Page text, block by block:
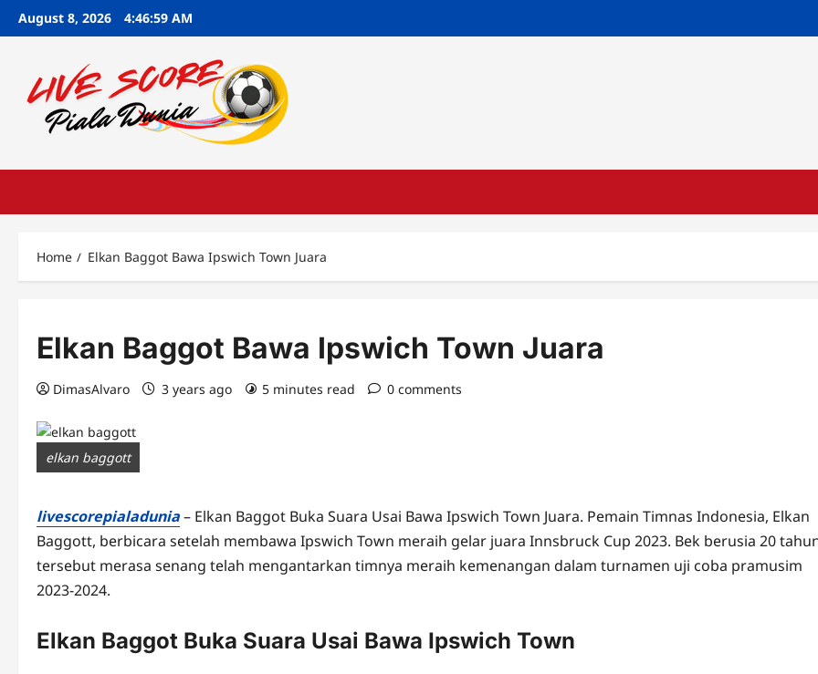
SkipAugust 8, 2026 4:47:00 AM
Home Elkan Baggot Bawa Ipswich Town Juara
Elkan Baggot Bawa Ipswich Town Juara
DimasAlvaro 3 years ago 5 minutes read 0 comments
elkan baggott
livescorepialadunia– Elkan Baggot Buka Suara Usai Bawa Ipswich Town Juara. Pemain Timnas Indonesia, Elkan
Baggott, berbicara setelah membawa Ipswich Town meraih gelar juara Innsbruck Cup 2023. Bek berusia 20
tersebut merasa senang telah mengantarkan timnya meraih kemenangan dalam turnamen uji coba pramusim
2023-2024.
Elkan Baggot Buka Suara Usai Bawa Ipswich Town